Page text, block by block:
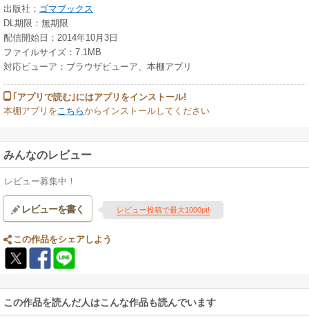
出版社： ゴマブックス
DL期限：無期限
配信開始日：2014年10月3日
ファイルサイズ：7.1MB
対応ビューア：ブラウザビューア、本棚アプリ
｢アプリで読む｣にはアプリをインストール!
本棚アプリを こちらからインストールしてください
みんなのレビュー
レビュー募集中！
レビューを書く レビュー投稿で最大1000pt!
この作品をシェアしよう
この作品を読んだ人はこんな作品も読んでいます